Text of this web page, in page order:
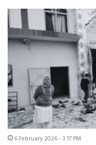
6 February 2026 - 3:17 PM